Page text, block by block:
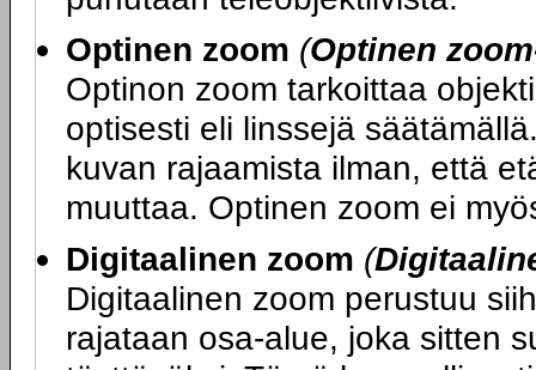
Optinen zoom (Optinen
Optinon zoom tarkoittaa
optisesti eli linssejä
kuvan rajaamista ilman, että
muuttaa. Optinen zoom ei
Digitaalinen zoom (
Digitaalinen zoom perustuu
rajataan osa-alue, joka sitten